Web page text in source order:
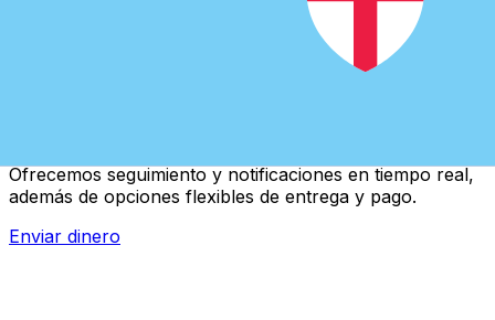
Ofrecemos seguimiento y notificaciones en tiempo real,
además de opciones flexibles de entrega y pago.
Enviar dinero